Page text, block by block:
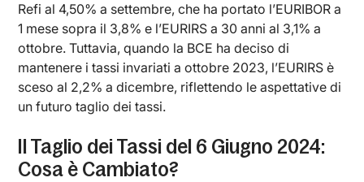
Refi al 4,50% a settembre, che ha portato l’EURIBOR a
1 mese sopra il 3,8% e l’EURIRS a 30 anni al 3,1% a
ottobre. Tuttavia, quando la BCE ha deciso di
mantenere i tassi invariati a ottobre 2023, l’EURIRS è
sceso al 2,2% a dicembre, riflettendo le aspettative di
un futuro taglio dei tassi.
Il Taglio dei Tassi del 6 Giugno 2024:
Cosa è Cambiato?